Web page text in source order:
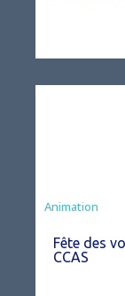
Animation
Fête des
CCAS